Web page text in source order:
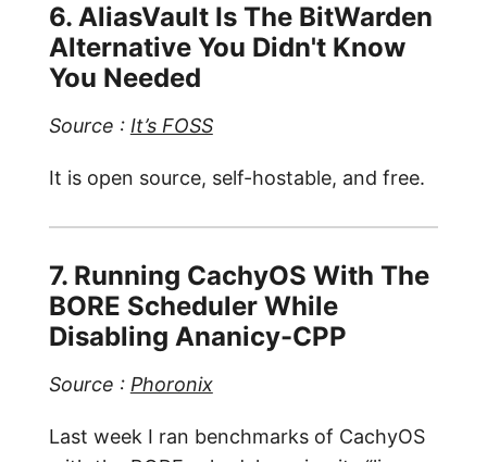
6. AliasVault Is The BitWarden
Alternative You Didn't Know
You Needed
Source : It’s FOSS
It is open source, self-hostable, and free.
7. Running CachyOS With The
BORE Scheduler While
Disabling Ananicy-CPP
Source : Phoronix
Last week I ran benchmarks of CachyOS